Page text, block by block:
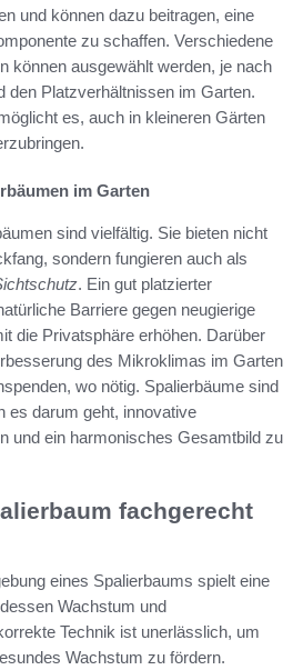
und können dazu beitragen, eine
zu schaffen. Verschiedene
können ausgewählt werden, je nach
den Platzverhältnissen im Garten.
es, auch in kleineren Gärten
im Garten
sind vielfältig. Sie bieten nicht
sondern fungieren auch als
. Ein gut platzierter
Barriere gegen neugierige
die Privatsphäre erhöhen. Darüber
des Mikroklimas im Garten
wo nötig. Spalierbäume sind
es darum geht, innovative
und ein harmonisches Gesamtbild zu
fachgerecht
eines Spalierbaums spielt eine
Wachstum und
Technik ist unerlässlich, um
Wachstum zu fördern.